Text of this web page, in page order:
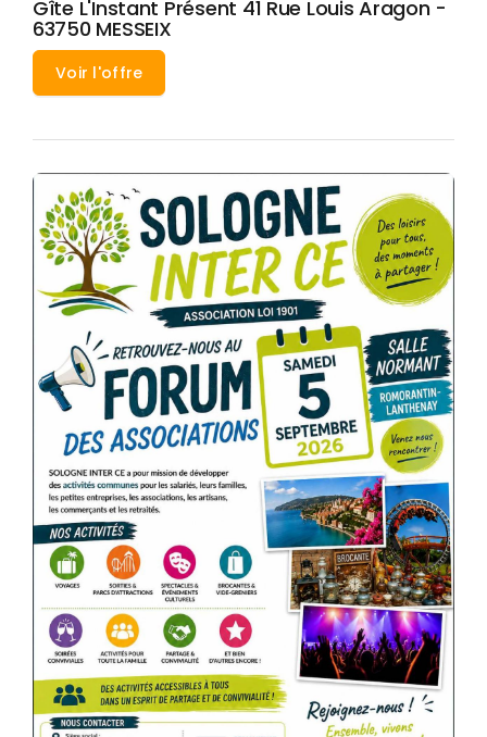
Gîte L'Instant Présent 41 Rue Louis Aragon -
63750 MESSEIX
Voir l'offre